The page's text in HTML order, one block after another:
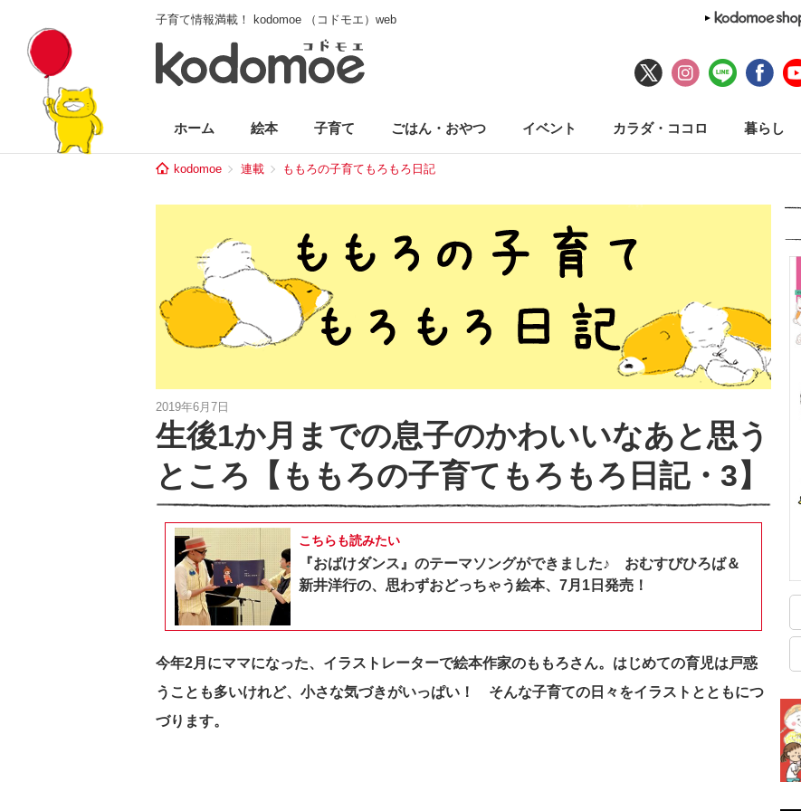
子育て情報満載！ kodomoe （コドモエ）web
ホーム 絵本 子育て ごはん・おやつ イベント カラダ・ココロ 暮らし
kodomoe 連載 ももろの子育てもろもろ日記
2019年6月7日
生後1か月までの息子のかわいいなあと思う
ところ【ももろの子育てもろもろ日記・3】
こちらも読みたい
『おばけダンス』のテーマソングができました♪ おむすびひろば＆
新井洋行の、思わずおどっちゃう絵本、7月1日発売！
今年2月にママになった、イラストレーターで絵本作家のももろさん。はじめての育児は戸惑
うことも多いけれど、小さな気づきがいっぱい！ そんな子育ての日々をイラストとともにつ
づります。